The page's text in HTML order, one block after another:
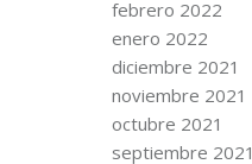
febrero 2022
enero 2022
diciembre 2021
noviembre 2021
octubre 2021
septiembre 2021